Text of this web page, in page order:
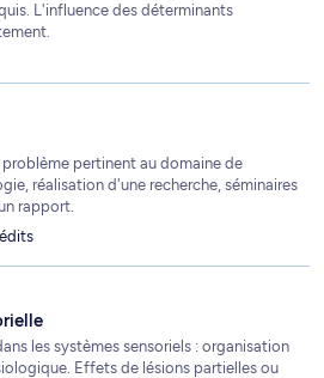
L'influence des déterminants
problème pertinent au domaine de
réalisation d'une recherche, séminaires
rapport.
les systèmes sensoriels : organisation
Effets de lésions partielles ou